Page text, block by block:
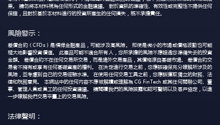
果。 請勿將本材料視為任何形式的金融建議。 對於資訊的準確性、有效性或完整性不提供任何
保證，且對於基於本材料進行的投資所產生的任何損失，概不承擔責任。
風險警示：
差價合約（CFDs）是槓桿金融產品，可能涉及高風險。 即使是微小的市場或價格波動也可能
極大地影響投資價值。 此產品可能不適合所有人，您所承擔的風險不應超過您準備失去的投資
金額。 差價合約不在任何交易所交易，而是場外交易產品，其價格源自基礎市場。 差價合約交
易者不擁有或享有任何基礎資產的權利。 在決定進行交易之前，您應該確保充分瞭解所涉及的
風險，並考慮到自己的交易經驗水準。 在使用任何交易工具之前，您應該獲取獨立的財務、法
律和稅務意見。 本網站中的任何內容不應被解讀或理解為 CG FinTech 或其任何關聯公司、董
事、管理人員或員工的任何投資建議。 請閱讀我們的風險披露和認可聲明以及客戶協定，以進
一步瞭解我們交易平臺上的交易風險。
法律聲明：